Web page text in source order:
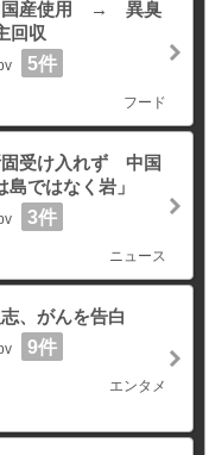
国産使用 → 異臭
回収
5件
フード
受け入れず 中国
ではなく岩」
3件
ニュース
、がんを告白
9件
エンタメ